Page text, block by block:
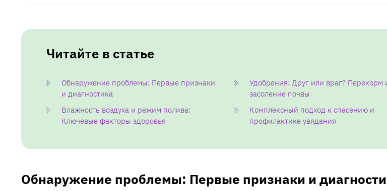
Читайте в статье
Обнаружение проблемы: Первые признаки
и диагностика
Влажность воздуха и режим полива:
Ключевые факторы здоровья
Удобрения: Друг или враг? Перекорм
засоление почвы
Комплексный подход к спасению и
профилактике увядания
Обнаружение проблемы: Первые признаки и